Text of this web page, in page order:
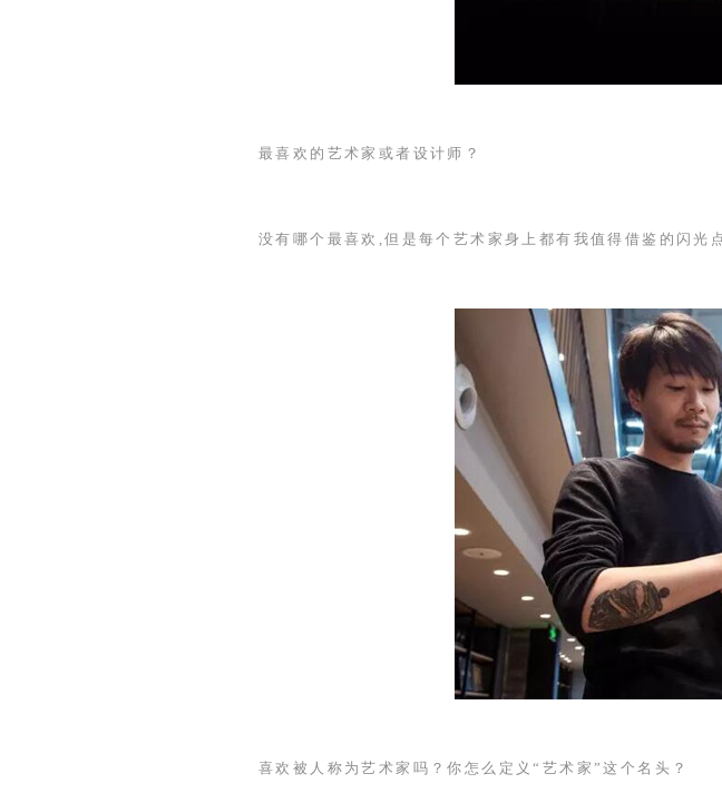
最喜欢的艺术家或者设计师？
没有哪个最喜欢,但是每个艺术家身上都有我值得借鉴的闪光
喜欢被人称为艺术家吗？你怎么定义“艺术家”这个名头？